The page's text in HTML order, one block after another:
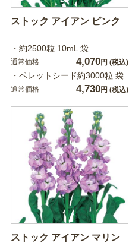
ストック アイアン ピンク
・約2500粒 10mL 袋
通常価格 4,070円 (税込)
・ペレットシード約3000粒 袋
通常価格 4,730円 (税込)
ストック アイアン マリン